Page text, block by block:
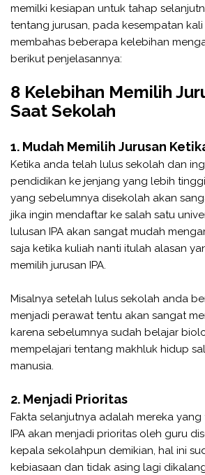
memilki kesiapan untuk tahap
tentang jurusan, pada kesempatan kali
membahas beberapa kelebihan
berikut penjelasannya:
8 Kelebihan Memilih
Saat Sekolah
1. Mudah Memilih Jurusan
Ketika anda telah lulus sekolah dan
pendidikan ke jenjang yang lebih
yang sebelumnya disekolah akan
jika ingin mendaftar ke salah satu
lulusan IPA akan sangat mudah
saja ketika kuliah nanti itulah alasan
memilih jurusan IPA.
Misalnya setelah lulus sekolah anda
menjadi perawat tentu akan sangat
karena sebelumnya sudah belajar
mempelajari tentang makhluk hidup
manusia.
2. Menjadi Prioritas
Fakta selanjutnya adalah mereka
IPA akan menjadi prioritas oleh guru
kepala sekolahpun demikian, hal ini
kebiasaan dan tidak asing lagi